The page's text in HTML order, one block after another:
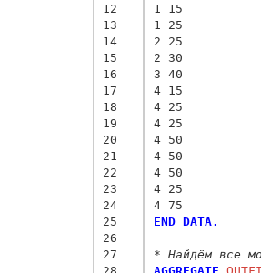
12
13
14
15
16
17
18
19
20
21
22
23
24
25
26
27
28
1 15
1 25
2 25
2 30
3 40
4 15
4 25
4 25
4 50
4 50
4 50
4 25
4 75
END DATA.
* Найдём все
AGGREGATE